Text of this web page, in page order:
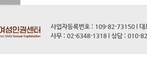
사업자등록번호 : 109-82-73150 l 대
사무 : 02-6348-1318 l 상담 : 010-